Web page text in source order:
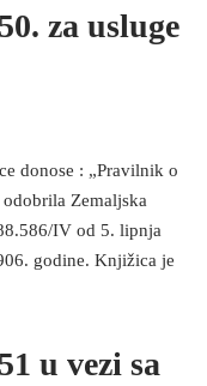
za usluge
donose : „Pravilnik o
Zemaljska
IV od 5. lipnja
godine. Knjižica je
u vezi sa